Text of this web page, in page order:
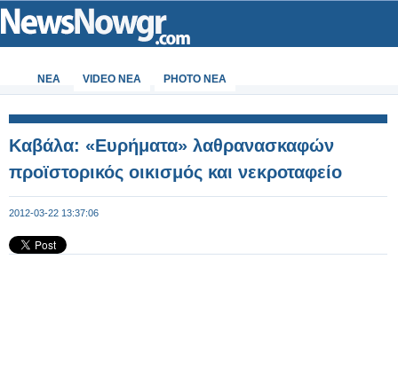
ΝΕΑ VIDEO NEA PHOTO NEA
Καβάλα: «Ευρήματα» λαθρανασκαφών
προϊστορικός οικισμός και νεκροταφείο
2012-03-22 13:37:06